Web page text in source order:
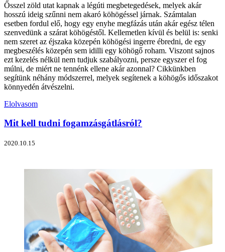
Ősszel zöld utat kapnak a légúti megbetegedések, melyek akár
hosszú ideig szűnni nem akaró köhögéssel járnak. Számtalan
esetben fordul elő, hogy egy enyhe megfázás után akár egész télen
szenvedünk a szárat köhögéstől. Kellemetlen kívül és belül is: senki
nem szeret az éjszaka közepén köhögési ingerre ébredni, de egy
megbeszélés közepén sem idilli egy köhögő roham. Viszont sajnos
ezt kezelés nélkül nem tudjuk szabályozni, persze egyszer el fog
múlni, de miért ne tennénk ellene akár azonnal? Cikkünkben
segítünk néhány módszerrel, melyek segítenek a köhögős időszakot
könnyedén átvészelni.
Elolvasom
Mit kell tudni fogamzásgátlásról?
2020.10.15